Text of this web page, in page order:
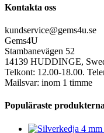
Kontakta oss
kundservice@gems4u.se
Gems4U
Stambanevägen 52
14139 HUDDINGE,
Telkont: 12.00-18.00.
Mailsvar: inom 1 timme
Populäraste produkterna